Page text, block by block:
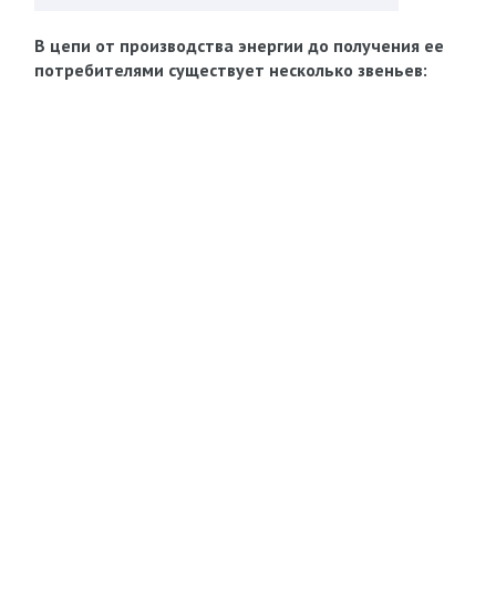
В цепи от производства энергии до получения ее
потребителями существует несколько звеньев: